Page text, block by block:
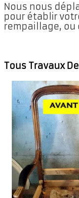
Nous nous
pour établir
rempaillage, ou
Tous Travaux